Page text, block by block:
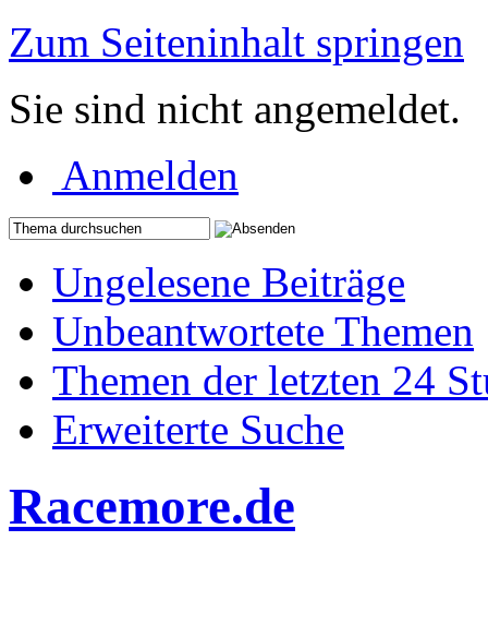
Zum Seiteninhalt springen
Sie sind nicht angemeldet.
Anmelden
Ungelesene Beiträge
Unbeantwortete Themen
Themen der letzten 24
Erweiterte Suche
Racemore.de